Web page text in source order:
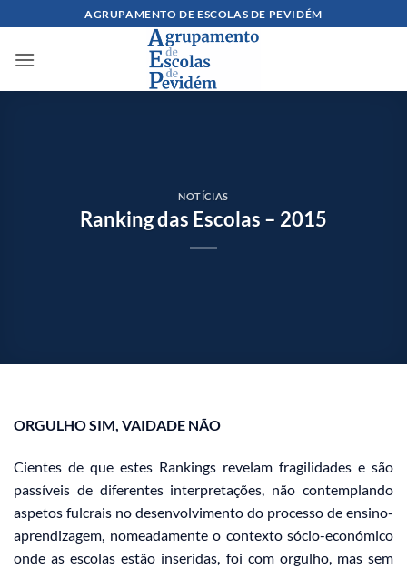
content
AGRUPAMENTO DE ESCOLAS DE PEVIDÉM
NOTÍCIAS
Ranking das Escolas – 2015
ORGULHO SIM, VAIDADE NÃO
Cientes de que estes Rankings revelam fragilidades e são
passíveis de diferentes interpretações, não contemplando
aspetos fulcrais no desenvolvimento do processo de ensino-
aprendizagem, nomeadamente o contexto sócio-económico
onde as escolas estão inseridas, foi com orgulho, mas sem